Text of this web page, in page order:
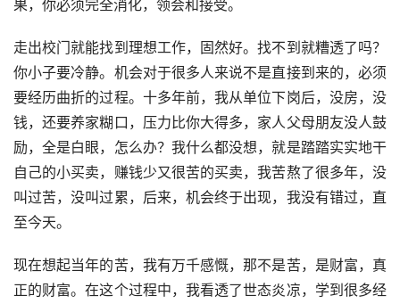
果，你必须完全消化，领会和接受。
走出校门就能找到理想工作，固然好。找不到就糟透了吗？
你小子要冷静。机会对于很多人来说不是直接到来的，必须
要经历曲折的过程。十多年前，我从单位下岗后，没房，没
钱，还要养家糊口，压力比你大得多，家人父母朋友没人鼓
励，全是白眼，怎么办？我什么都没想，就是踏踏实实地干
自己的小买卖，赚钱少又很苦的买卖，我苦熬了很多年，没
叫过苦，没叫过累，后来，机会终于出现，我没有错过，直
至今天。
现在想起当年的苦，我有万千感慨，那不是苦，是财富，真
正的财富。在这个过程中，我看透了世态炎凉，学到很多经